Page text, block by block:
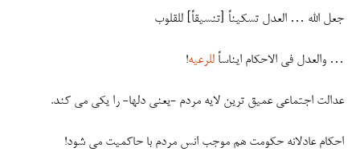
جعل الله … العدل تسکیناً [تنسیقاً] للقلوب
… والعدل فی الاحکام ایناساً للرعیه!
عدالت اجتماعی عمیق ترین لایه مردم -یعنی دلها- را یکی می کند.
احکام عادلانه حکومت هم موجب انس مردم با حاکمیت می شود!